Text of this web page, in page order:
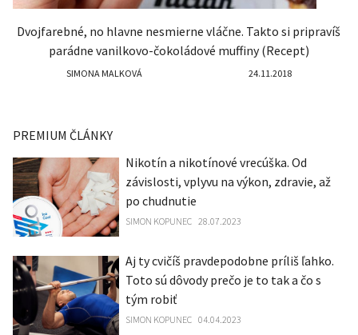
Dvojfarebné, no hlavne nesmierne vláčne. Takto si pripravíš
parádne vanilkovo-čokoládové muffiny (Recept)
SIMONA MALKOVÁ 24.11.2018
PREMIUM ČLÁNKY
Nikotín a nikotínové vrecúška. Od
závislosti, vplyvu na výkon, zdravie, až
po chudnutie
SIMON KOPUNEC 28.07.2023
Aj ty cvičíš pravdepodobne príliš ľahko.
Toto sú dôvody prečo je to tak a čo s
tým robiť
SIMON KOPUNEC 04.04.2023